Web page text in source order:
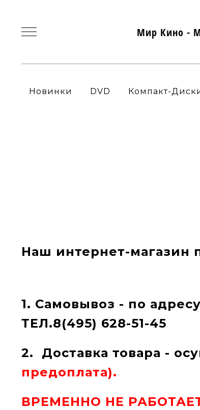
Мир Кино -
Новинки DVD Компакт-
Наш интернет-магазин
1. Самовывоз - по
ТЕЛ.8(495) 628-51-45
2.
Доставка товара -
предоплата).
ВРЕМЕННО НЕ